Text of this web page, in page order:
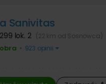
Sanivitas
lok. 2 (22 km od Sosnowca)
• 923 opinii